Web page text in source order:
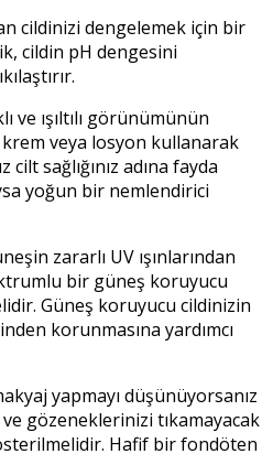
cildinizi dengelemek için bir
cildin pH dengesini
ve ışıltılı görünümünün
veya losyon kullanarak
sağlığınız adına fayda
yoğun bir nemlendirici
zararlı UV ışınlarından
bir güneş koruyucu
Güneş koruyucu cildinizin
korunmasına yardımcı
yapmayı düşünüyorsanız
gözeneklerinizi tıkamayacak
Hafif bir fondöten